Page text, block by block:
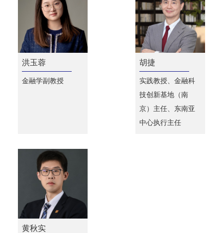
洪玉蓉
金融学副教授
胡捷
实践教授、金融科
技创新基地（南
京）主任、东南亚
中心执行主任
黄秋实